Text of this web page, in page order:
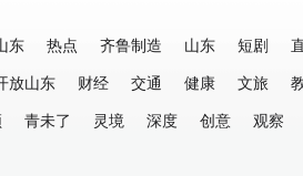
东 热点 齐鲁制造 山东 短剧
放山东 财经 交通 健康 文旅
青未了 灵境 深度 创意 观察